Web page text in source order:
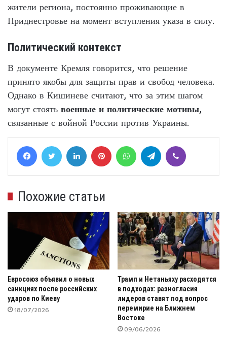
жители региона, постоянно проживающие в
Приднестровье на момент вступления указа в силу.
Политический контекст
В документе Кремля говорится, что решение
принято якобы для защиты прав и свобод человека.
Однако в Кишиневе считают, что за этим шагом
могут стоять военные и политические мотивы,
связанные с войной России против Украины.
FacebookTwitter LinkedIn Pinterest WhatsAppTelegram
Похожие статьи
Евросоюз объявил о новых
санкциях после российских
ударов по Киеву
18/07/2026
Трамп и Нетаньяху расходятся
в подходах: разногласия
лидеров ставят под вопрос
перемирие на Ближнем
Востоке
09/06/2026